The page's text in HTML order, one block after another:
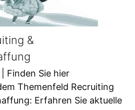
&
| Finden Sie hier
Themenfeld Recruiting
Erfahren Sie aktuelle